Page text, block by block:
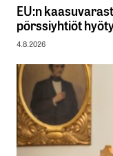
EU:n
pörssiyhtiöt
4.8.2026